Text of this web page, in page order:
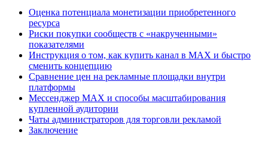
Оценка потенциала монетизации приобретенного
ресурса
Риски покупки сообществ с «накрученными»
показателями
Инструкция о том, как купить канал в MAX и быстро
сменить концепцию
Сравнение цен на рекламные площадки внутри
платформы
Мессенджер MAX и способы масштабирования
купленной аудитории
Чаты администраторов для торговли рекламой
Заключение